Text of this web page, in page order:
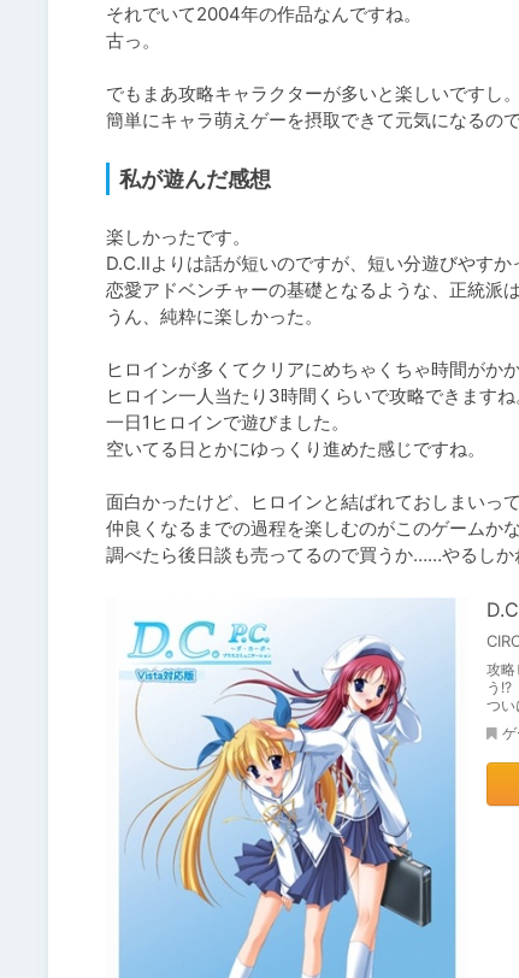
それでいて2004年の作品なんですね。
古っ。
でもまあ攻略キャラクターが多いと楽しいですし。
私が遊んだ感想
楽しかったです。
D.C.Ⅱよりは話が短いのですが、短い分遊びやすか
恋愛アドベンチャーの基礎となるような、正統派
うん、純粋に楽しかった。
ヒロインが多くてクリアにめちゃくちゃ時間がかか
ヒロイン一人当たり3時間くらいで攻略できますね
一日1ヒロインで遊びました。
空いてる日とかにゆっくり進めた感じですね。
面白かったけど、ヒロインと結ばれておしまいっ
仲良くなるまでの過程を楽しむのがこのゲームか
調べたら後日談も売ってるので買うか……やるしか
攻
う!?
つい
ゲ